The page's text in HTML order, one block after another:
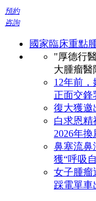
預約
咨詢
國家臨床重點
"厚德行
大腫瘤醫
12年前
正面交鋒
復大獲邀
白求恩精
2026年換
鼻塞流鼻
獲“呼吸
女子腫瘤
踩電單車